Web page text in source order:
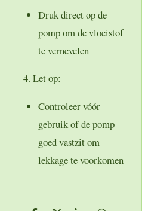
Druk direct op de
pomp om de vloeistof
te vernevelen
4. Let op:
Controleer vóór
gebruik of de pomp
goed vastzit om
lekkage te voorkomen